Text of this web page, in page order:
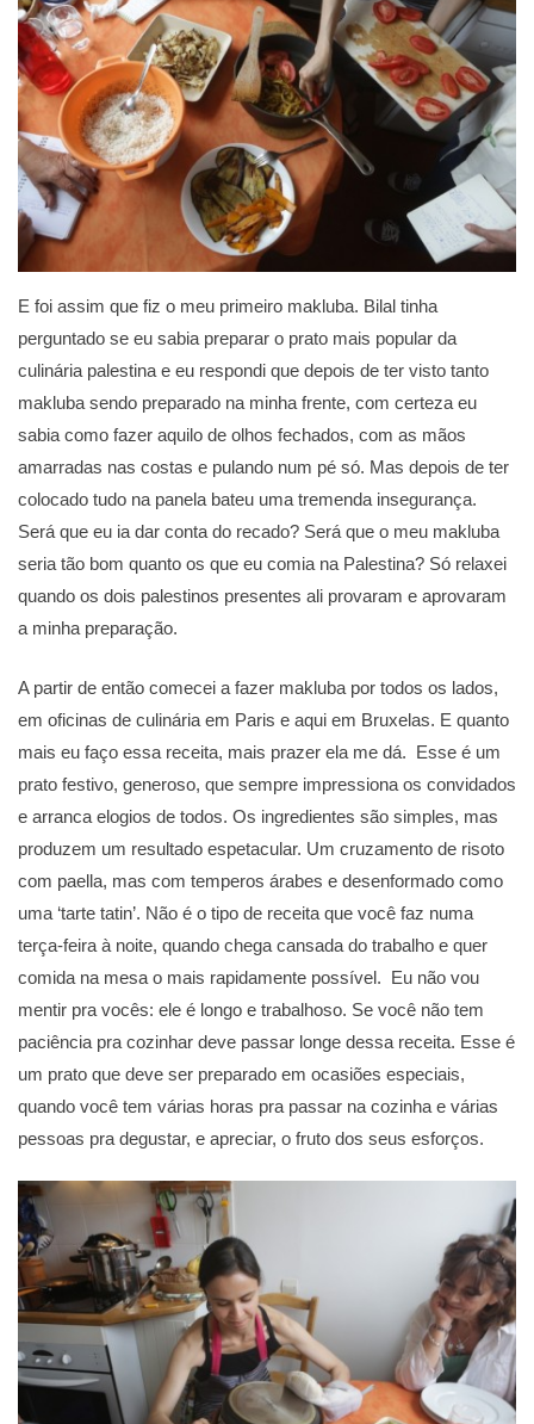
E foi assim que fiz o meu primeiro makluba. Bilal tinha
perguntado se eu sabia preparar o prato mais popular da
culinária palestina e eu respondi que depois de ter visto tanto
makluba sendo preparado na minha frente, com certeza eu
sabia como fazer aquilo de olhos fechados, com as mãos
amarradas nas costas e pulando num pé só. Mas depois de ter
colocado tudo na panela bateu uma tremenda insegurança.
Será que eu ia dar conta do recado? Será que o meu makluba
seria tão bom quanto os que eu comia na Palestina? Só relaxei
quando os dois palestinos presentes ali provaram e aprovaram
a minha preparação.
A partir de então comecei a fazer makluba por todos os lados,
em oficinas de culinária em Paris e aqui em Bruxelas. E quanto
mais eu faço essa receita, mais prazer ela me dá. Esse é um
prato festivo, generoso, que sempre impressiona os convidados
e arranca elogios de todos. Os ingredientes são simples, mas
produzem um resultado espetacular. Um cruzamento de risoto
com paella, mas com temperos árabes e desenformado como
uma ‘tarte tatin’. Não é o tipo de receita que você faz numa
terça-feira à noite, quando chega cansada do trabalho e quer
comida na mesa o mais rapidamente possível. Eu não vou
mentir pra vocês: ele é longo e trabalhoso. Se você não tem
paciência pra cozinhar deve passar longe dessa receita. Esse é
um prato que deve ser preparado em ocasiões especiais,
quando você tem várias horas pra passar na cozinha e várias
pessoas pra degustar, e apreciar, o fruto dos seus esforços.